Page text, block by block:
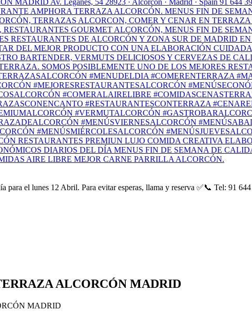
el lunes 12 Abril. Para evitar esperas, llama y reserva ✅📞 Tel: 91
ALCORCÓN MADRID
MADRID